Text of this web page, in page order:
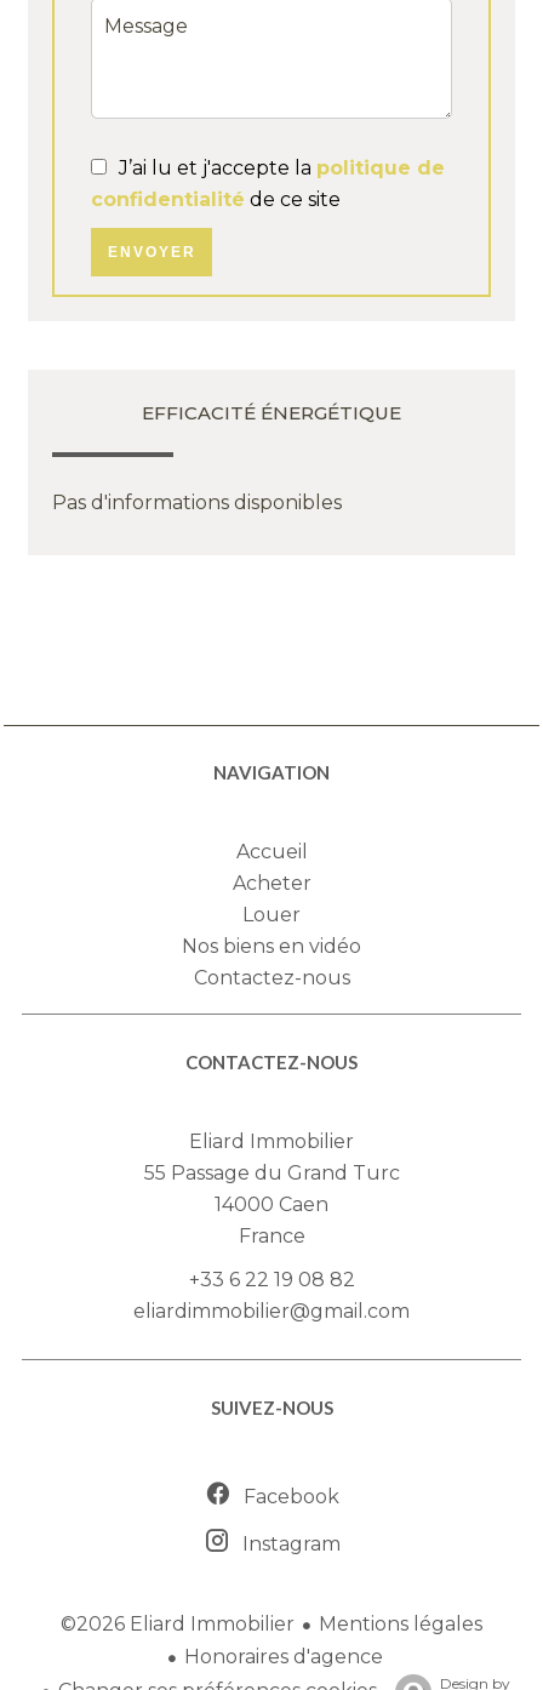
J’ai lu et j'accepte la politique de
confidentialité de ce site
ENVOYER
EFFICACITÉ ÉNERGÉTIQUE
Pas d'informations disponibles
NAVIGATION
Accueil
Acheter
Louer
Nos biens en vidéo
Contactez-nous
CONTACTEZ-NOUS
Eliard Immobilier
55 Passage du Grand Turc
14000 Caen
France
+33 6 22 19 08 82
eliardimmobilier@gmail.com
SUIVEZ-NOUS
Facebook
Instagram
©2026 Eliard Immobilier
Mentions légales
Honoraires d'agence
Design by